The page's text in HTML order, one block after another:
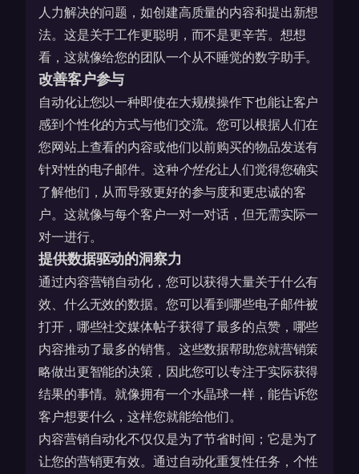
人力解决的问题，如创建高质量的内容和提出新想
法。这是关于工作更聪明，而不是更辛苦。想想
看，这就像给您的团队一个从不睡觉的数字助手。
改善客户参与
自动化让您以一种即使在大规模操作下也能让客户
感到个性化的方式与他们交流。您可以根据人们在
您网站上查看的内容或他们以前购买的物品发送有
针对性的电子邮件。这种个性化让人们觉得您确实
了解他们，从而导致更好的参与度和更忠诚的客
户。这就像与每个客户一对一对话，但无需实际一
对一进行。
提供数据驱动的洞察力
通过内容营销自动化，您可以获得大量关于什么有
效、什么无效的数据。您可以看到哪些电子邮件被
打开，哪些社交媒体帖子获得了最多的点赞，哪些
内容推动了最多的销售。这些数据帮助您就营销策
略做出更智能的决策，因此您可以专注于实际获得
结果的事情。就像拥有一个水晶球一样，能告诉您
客户想要什么，这样您就能给他们。
内容营销自动化不仅仅是为了节省时间；它是为了
让您的营销更有效。通过自动化重复性任务，个性